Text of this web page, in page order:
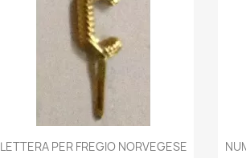
Anteprima
LETTERA PER FREGIO NORVEGESE